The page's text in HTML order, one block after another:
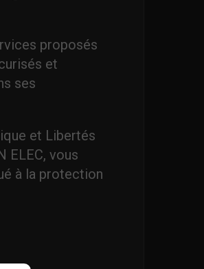
proposés
et
ses
et Libertés
ELEC, vous
à la protection